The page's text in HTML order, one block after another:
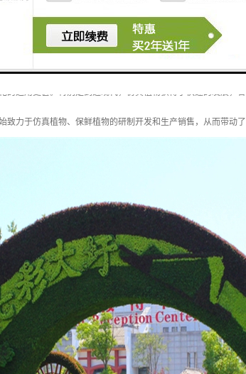
的运用更甚。特别是到近现代，仿真植物获得了快速的发展，
力于仿真植物、保鲜植物的研制开发和生产销售，从而带动了